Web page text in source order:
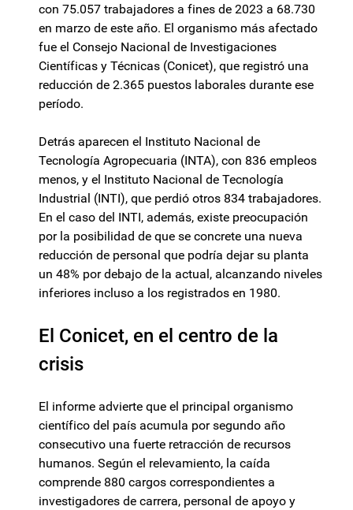
con 75.057 trabajadores a fines de 2023 a 68.730
en marzo de este año. El organismo más afectado
fue el Consejo Nacional de Investigaciones
Científicas y Técnicas (Conicet), que registró una
reducción de 2.365 puestos laborales durante ese
período.
Detrás aparecen el Instituto Nacional de
Tecnología Agropecuaria (INTA), con 836 empleos
menos, y el Instituto Nacional de Tecnología
Industrial (INTI), que perdió otros 834 trabajadores.
En el caso del INTI, además, existe preocupación
por la posibilidad de que se concrete una nueva
reducción de personal que podría dejar su planta
un 48% por debajo de la actual, alcanzando niveles
inferiores incluso a los registrados en 1980.
El Conicet, en el centro de la
crisis
El informe advierte que el principal organismo
científico del país acumula por segundo año
consecutivo una fuerte retracción de recursos
humanos. Según el relevamiento, la caída
comprende 880 cargos correspondientes a
investigadores de carrera, personal de apoyo y